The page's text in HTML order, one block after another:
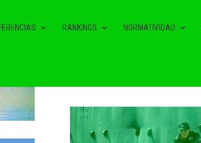
RANKINGS NORMATIVIDAD